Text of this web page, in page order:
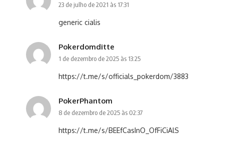
23 de julho de 2021 às 17:31
generic cialis
Pokerdomditte
1 de dezembro de 2025 às 13:25
https://t.me/s/officials_pokerdom/3883
PokerPhantom
8 de dezembro de 2025 às 02:37
https://t.me/s/BEEfCasInO_OfFiCiAlS